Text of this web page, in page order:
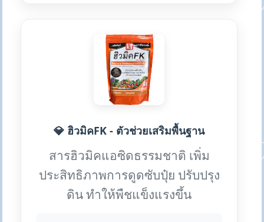
💎 ฮิวมิคFK - ตัวช่วยเสริมพื้นฐาน
สารฮิวมิคแอซิดธรรมชาติ เพิ่ม
ประสิทธิภาพการดูดซับปุ๋ย ปรับปรุง
ดิน ทำให้พืชแข็งแรงขึ้น